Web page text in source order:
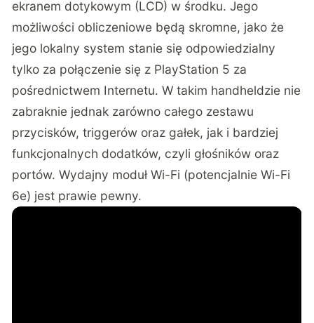
ekranem dotykowym (LCD) w środku. Jego
możliwości obliczeniowe będą skromne, jako że
jego lokalny system stanie się odpowiedzialny
tylko za połączenie się z PlayStation 5 za
pośrednictwem Internetu. W takim handheldzie nie
zabraknie jednak zarówno całego zestawu
przycisków, triggerów oraz gałek, jak i bardziej
funkcjonalnych dodatków, czyli głośników oraz
portów. Wydajny moduł Wi-Fi (potencjalnie Wi-Fi
6e) jest prawie pewny.